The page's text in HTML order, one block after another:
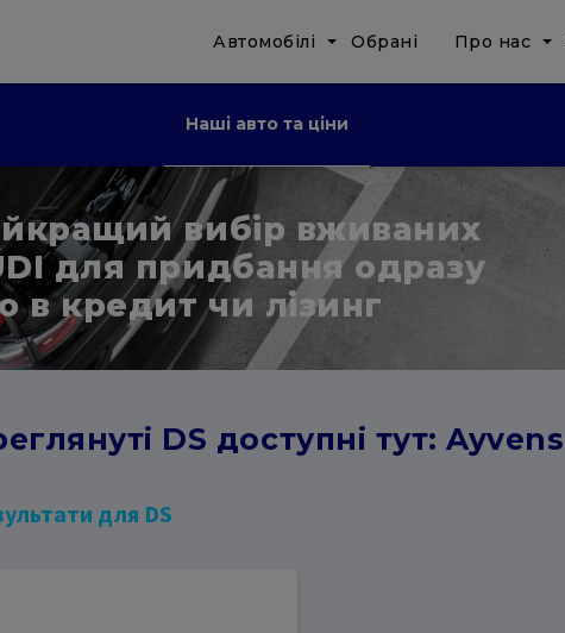
Автомобілі Обрані Про нас
Наші авто та ціни
вибір вживаних
для придбання одразу
в кредит чи лізинг
DS доступні тут: Ayvens
для DS